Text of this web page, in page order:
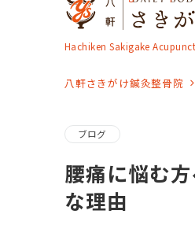
Hachiken Sakigake
八軒さきがけ鍼灸整骨院
ブログ
腰痛に悩む
な理由